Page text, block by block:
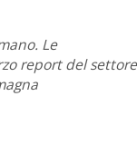
Le
report del settore